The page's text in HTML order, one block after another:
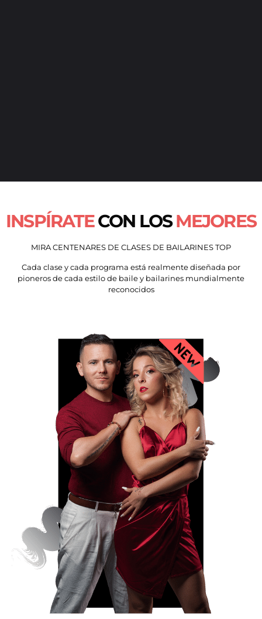
INSPÍRATECON LOSMEJORES
MIRA CENTENARES DE CLASES DE BAILARINES TOP
Cada clase y cada programa está realmente diseñada por
pioneros de cada estilo de baile y bailarines mundialmente
reconocidos